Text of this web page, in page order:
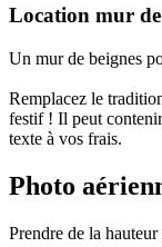
Location mur
Un mur de beignes
Remplacez le
festif ! Il peut
texte à vos frais.
Photo
Prendre de la